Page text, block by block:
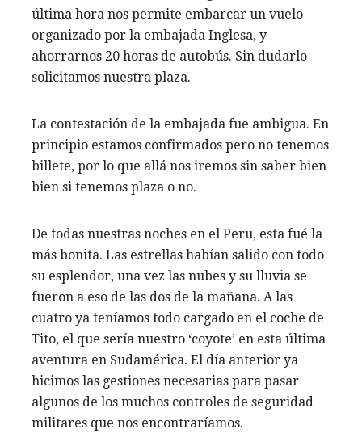
última hora nos permite embarcar un vuelo
organizado por la embajada Inglesa, y
ahorrarnos 20 horas de autobús. Sin dudarlo
solicitamos nuestra plaza.
La contestación de la embajada fue ambigua. En
principio estamos confirmados pero no tenemos
billete, por lo que allá nos iremos sin saber bien
bien si tenemos plaza o no.
De todas nuestras noches en el Peru, esta fué la
más bonita. Las estrellas habían salido con todo
su esplendor, una vez las nubes y su lluvia se
fueron a eso de las dos de la mañana. A las
cuatro ya teníamos todo cargado en el coche de
Tito, el que sería nuestro ‘coyote’ en esta última
aventura en Sudamérica. El día anterior ya
hicimos las gestiones necesarias para pasar
algunos de los muchos controles de seguridad
militares que nos encontraríamos.